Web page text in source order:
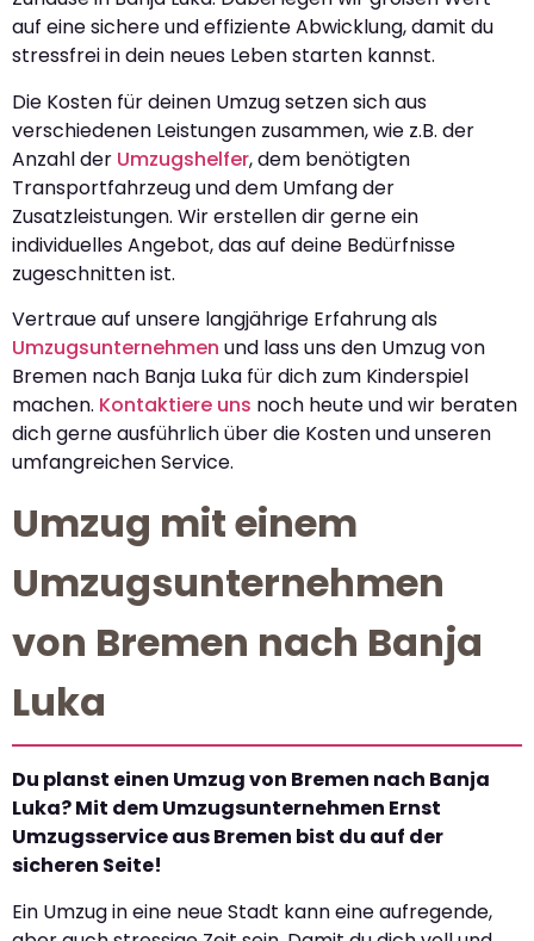
auf eine sichere und effiziente Abwicklung, damit du
stressfrei in dein neues Leben starten kannst.
Die Kosten für deinen Umzug setzen sich aus
verschiedenen Leistungen zusammen, wie z.B. der
Anzahl der Umzugshelfer, dem benötigten
Transportfahrzeug und dem Umfang der
Zusatzleistungen. Wir erstellen dir gerne ein
individuelles Angebot, das auf deine Bedürfnisse
zugeschnitten ist.
Vertraue auf unsere langjährige Erfahrung als
Umzugsunternehmen und lass uns den Umzug von
Bremen nach Banja Luka für dich zum Kinderspiel
machen. Kontaktiere uns noch heute und wir beraten
dich gerne ausführlich über die Kosten und unseren
umfangreichen Service.
Umzug mit einem
Umzugsunternehmen
von Bremen nach Banja
Luka
Du planst einen Umzug von Bremen nach Banja
Luka? Mit dem Umzugsunternehmen Ernst
Umzugsservice aus Bremen bist du auf der
sicheren Seite!
Ein Umzug in eine neue Stadt kann eine aufregende,